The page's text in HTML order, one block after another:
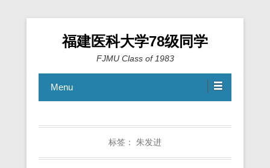
福建医科大学78级同学
FJMU Class of 1983
Menu
标签： 朱发进